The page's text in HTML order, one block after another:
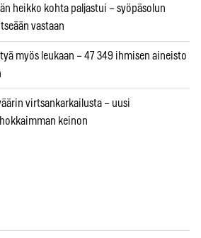
heikko kohta paljastui – syöpäsolun
vastaan
myös leukaan – 47 349 ihmisen aineisto
virtsankarkailusta – uusi
keinon